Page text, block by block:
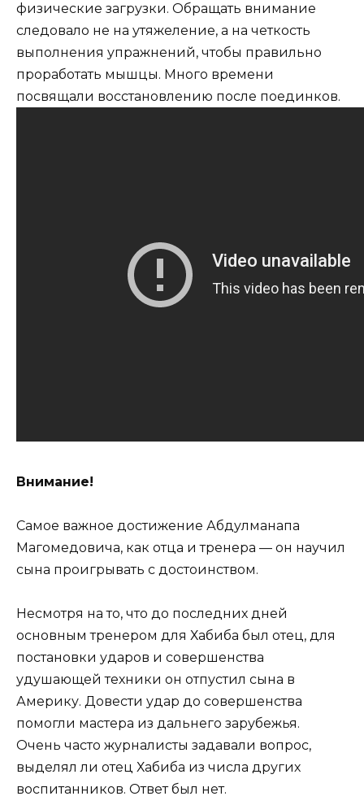
физические загрузки. Обращать внимание
следовало не на утяжеление, а на четкость
выполнения упражнений, чтобы правильно
проработать мышцы. Много времени
посвящали восстановлению после поединков.
Внимание!
Самое важное достижение Абдулманапа
Магомедовича, как отца и тренера — он научил
сына проигрывать с достоинством.
Несмотря на то, что до последних дней
основным тренером для Хабиба был отец, для
постановки ударов и совершенства
удушающей техники он отпустил сына в
Америку. Довести удар до совершенства
помогли мастера из дальнего зарубежья.
Очень часто журналисты задавали вопрос,
выделял ли отец Хабиба из числа других
воспитанников. Ответ был нет.